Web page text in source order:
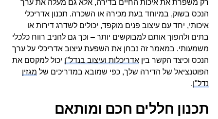
רק משפרת את איכות החיים בדירה, אלא גם מעלה את ערך
הנכס בשוק, במיוחד בעת מכירה או השכרה. תכנון אדריכלי
איכותי, יחד עם עיצוב פנים מוקפד, יכולים לשדרג דירות או
בתים ולהפוך אותם למבוקשים יותר – וכך גם להניב רווח כלכלי
משמעותי. במאמר זה נבחן את השפעת עיצוב אדריכלי על ערך
הנכס וכיצד הקשר בין אדריכלות ועיצוב בנדל"ן יכול למקסם את
הפוטנציאל של הדירה שלך, כפי שמובא במדריכים של מגזין
נדל"ן.
תכנון חללים חכם ומותאם